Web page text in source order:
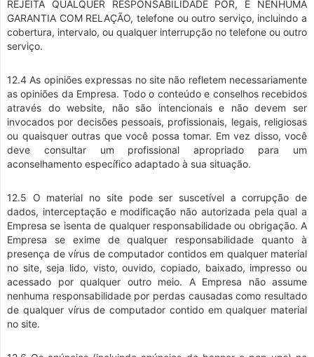
REJEITA QUALQUER RESPONSABILIDADE POR, E NENHUMA
GARANTIA COM RELAÇÃO, telefone ou outro serviço, incluindo a
cobertura, intervalo, ou qualquer interrupção no telefone ou outro
serviço.
12.4 As opiniões expressas no site não refletem necessariamente
as opiniões da Empresa. Todo o conteúdo e conselhos recebidos
através do website, não são intencionais e não devem ser
invocados por decisões pessoais, profissionais, legais, religiosas
ou quaisquer outras que você possa tomar. Em vez disso, você
deve consultar um profissional apropriado para um
aconselhamento específico adaptado à sua situação.
12.5 O material no site pode ser suscetível a corrupção de
dados, interceptação e modificação não autorizada pela qual a
Empresa se isenta de qualquer responsabilidade ou obrigação. A
Empresa se exime de qualquer responsabilidade quanto à
presença de vírus de computador contidos em qualquer material
no site, seja lido, visto, ouvido, copiado, baixado, impresso ou
acessado por qualquer outro meio. A Empresa não assume
nenhuma responsabilidade por perdas causadas como resultado
de qualquer vírus de computador contido em qualquer material
no site.